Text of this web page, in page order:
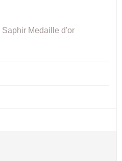
Medaille d'or